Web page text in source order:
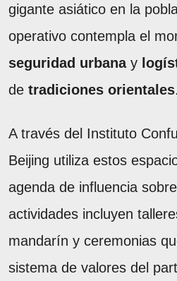
gigante asiático en la
operativo contempla el
seguridad urbanay
de tradiciones orientales.
A través del Instituto
Beijing utiliza estos
agenda de influencia
actividades incluyen
mandarín y ceremonias
sistema de valores del